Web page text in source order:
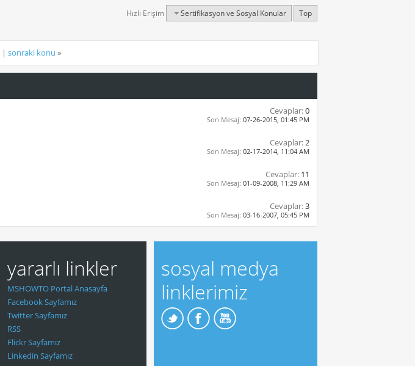
Hızlı Erişim Sertifikasyon ve Sosyal Konular Top
| sonraki konu »
Cevaplar:0
Son Mesaj: 07-26-2015, 01:45 PM
Cevaplar:2
Son Mesaj: 02-17-2014, 11:04 AM
Cevaplar: 11
Son Mesaj: 01-09-2008, 11:29 AM
Cevaplar:3
Son Mesaj: 03-16-2007, 05:45 PM
yararlı linkler
MSHOWTO Portal Anasayfa
Facebook Sayfamız
Twitter Sayfamız
RSS
Flickr Sayfamız
Linkedin Sayfamız
sosyal medya
linklerimiz